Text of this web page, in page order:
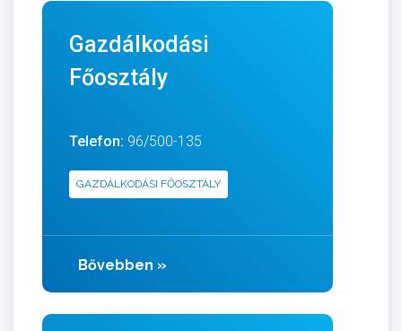
Gazdálkodási
Főosztály
Telefon: 96/500-135
GAZDÁLKODÁSI FŐOSZTÁLY
Bővebben »